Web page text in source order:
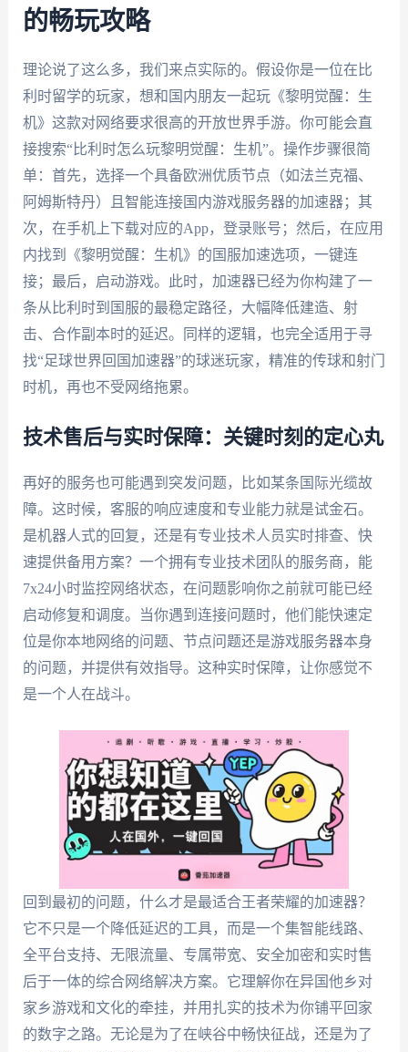
的畅玩攻略
理论说了这么多，我们来点实际的。假设你是一位在比
利时留学的玩家，想和国内朋友一起玩《黎明觉醒：生
机》这款对网络要求很高的开放世界手游。你可能会直
接搜索“比利时怎么玩黎明觉醒：生机”。操作步骤很简
单：首先，选择一个具备欧洲优质节点（如法兰克福、
阿姆斯特丹）且智能连接国内游戏服务器的加速器；其
次，在手机上下载对应的App，登录账号；然后，在应用
内找到《黎明觉醒：生机》的国服加速选项，一键连
接；最后，启动游戏。此时，加速器已经为你构建了一
条从比利时到国服的最稳定路径，大幅降低建造、射
击、合作副本时的延迟。同样的逻辑，也完全适用于寻
找“足球世界回国加速器”的球迷玩家，精准的传球和射门
时机，再也不受网络拖累。
技术售后与实时保障：关键时刻的定心丸
再好的服务也可能遇到突发问题，比如某条国际光缆故
障。这时候，客服的响应速度和专业能力就是试金石。
是机器人式的回复，还是有专业技术人员实时排查、快
速提供备用方案？一个拥有专业技术团队的服务商，能
7x24小时监控网络状态，在问题影响你之前就可能已经
启动修复和调度。当你遇到连接问题时，他们能快速定
位是你本地网络的问题、节点问题还是游戏服务器本身
的问题，并提供有效指导。这种实时保障，让你感觉不
是一个人在战斗。
回到最初的问题，什么才是最适合王者荣耀的加速器？
它不只是一个降低延迟的工具，而是一个集智能线路、
全平台支持、无限流量、专属带宽、安全加密和实时售
后于一体的综合网络解决方案。它理解你在异国他乡对
家乡游戏和文化的牵挂，并用扎实的技术为你铺平回家
的数字之路。无论是为了在峡谷中畅快征战，还是为了